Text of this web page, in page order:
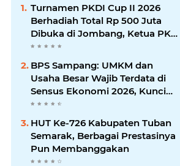
Turnamen PKDI Cup II 2026
Berhadiah Total Rp 500 Juta
Dibuka di Jombang, Ketua PKDI
Jatim Syaifullah Mahdi: Ajang
Komunikasi Antar-Kades untuk
Memajukan Desa
BPS Sampang: UMKM dan
Usaha Besar Wajib Terdata di
Sensus Ekonomi 2026, Kunci
Kebijakan Tepat Sasaran
HUT Ke-726 Kabupaten Tuban
Semarak, Berbagai Prestasinya
Pun Membanggakan